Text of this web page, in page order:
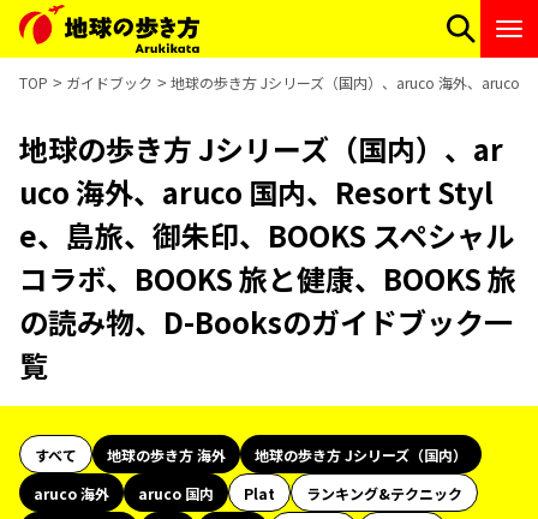
TOP ガイドブック 地球の歩き方 Jシリーズ（国内）、aruco 海外、aruco
地球の歩き方 Jシリーズ（国内）、ar
uco 海外、aruco 国内、Resort Styl
e、島旅、御朱印、BOOKS スペシャル
コラボ、BOOKS 旅と健康、BOOKS 旅
の読み物、D-Booksのガイドブック一
覧
すべて 地球の歩き方 海外
地球の歩き方 Jシリーズ（国内）
aruco 海外
aruco 国内 Plat
ランキング&テクニック